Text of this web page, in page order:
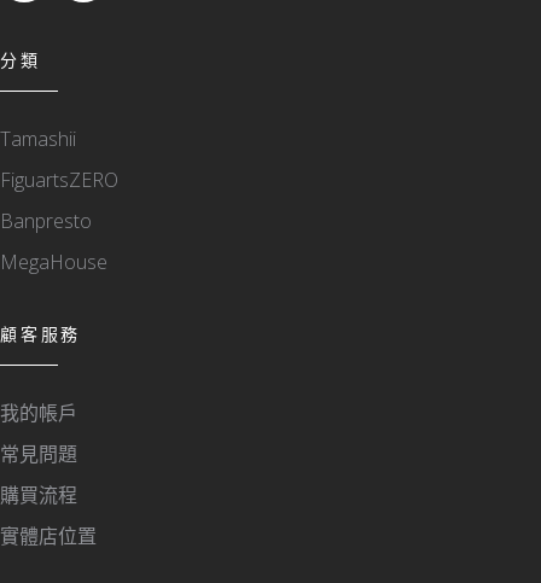
分類
Tamashii
FiguartsZERO
Banpresto
MegaHouse
顧客服務
我的帳戶
常見問題
購買流程
實體店位置